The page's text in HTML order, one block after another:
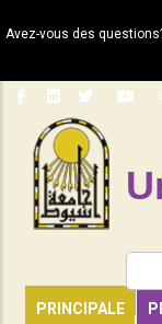
au
principal
Avez-vous des
PRINCIPALE